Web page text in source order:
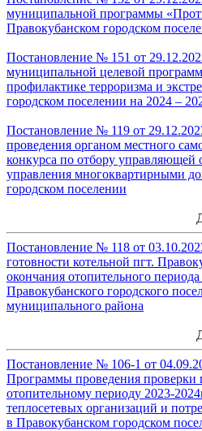
муниципальной программы
Правокубанском городском
Постановление № 151 от
муниципальной целевой
профилактике терроризма и
городском поселении на 2024 –
Постановление № 119 от
проведения органом местного
конкурса по отбору управляющей
управления многоквартирными
городском поселении
Постановление № 118 от
готовности котельной пгт.
окончания отопительного
Правокубанского городского
муниципального района
Постановление № 106-1 от
Программы проведения проверки
отопительному периоду 2023-
теплосетевых организаций и
в Правокубанском городском